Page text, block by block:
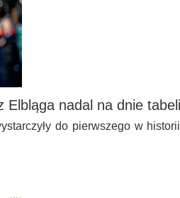
Elbląga nadal na dnie tabeli
do pierwszego w